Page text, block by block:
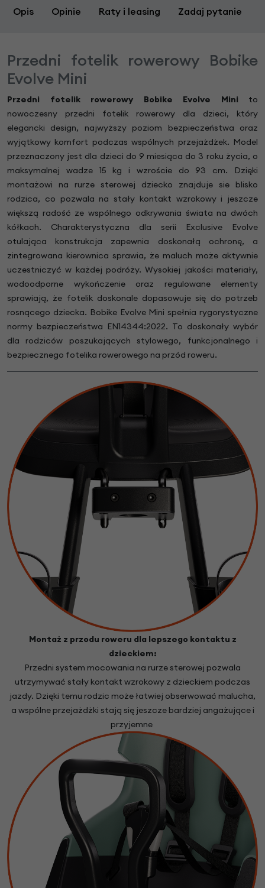
Opis Opinie Raty i leasing Zadaj pytanie
Przedni fotelik rowerowy Bobike
Evolve Mini
Przedni fotelik rowerowy Bobike Evolve Mini to
nowoczesny przedni fotelik rowerowy dla dzieci, który
elegancki design, najwyższy poziom bezpieczeństwa oraz
wyjątkowy komfort podczas wspólnych przejażdżek. Model
przeznaczony jest dla dzieci do 9 miesiąca do 3 roku życia, o
maksymalnej wadze 15 kg i wzroście do 93 cm. Dzięki
montażowi na rurze sterowej dziecko znajduje sie blisko
rodzica, co pozwala na stały kontakt wzrokowy i jeszcze
większą radość ze wspólnego odkrywania świata na dwóch
kółkach. Charakterystyczna dla serii Exclusive Evolve
otulająca konstrukcja zapewnia doskonałą ochronę, a
zintegrowana kierownica sprawia, że maluch może aktywnie
uczestniczyć w każdej podróży. Wysokiej jakości materiały,
wodoodporne wykończenie oraz regulowane elementy
sprawiają, że fotelik doskonale dopasowuje się do potrzeb
rosnącego dziecka. Bobike Evolve Mini spełnia rygorystyczne
normy bezpieczeństwa EN14344:2022. To doskonały wybór
dla rodziców poszukających stylowego, funkcjonalnego i
bezpiecznego fotelika rowerowego na przód roweru.
Montaż z przodu roweru dla lepszego kontaktu z
dzieckiem:
Przedni system mocowania na rurze sterowej pozwala
utrzymywać stały kontakt wzrokowy z dzieckiem podczas
jazdy. Dzięki temu rodzic może łatwiej obserwować malucha,
a wspólne przejażdżki stają się jeszcze bardziej angażujące i
przyjemne